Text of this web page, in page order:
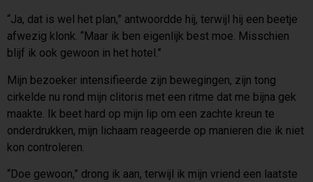
“Ja, dat is wel het plan,” antwoordde hij, terwijl hij een beetje
afwezig klonk. “Maar ik ben eigenlijk best moe. Misschien
blijf ik ook gewoon in het hotel.”
Mijn bezoeker intensifieerde zijn bewegingen, zijn tong
cirkelde nu rond mijn clitoris met een ritme dat me bijna gek
maakte. Ik beet hard op mijn lip om een zachte kreun te
onderdrukken, mijn lichaam reageerde op manieren die ik niet
kon controleren.
“Doe gewoon,” drong ik aan, terwijl ik mijn vriend een laatste